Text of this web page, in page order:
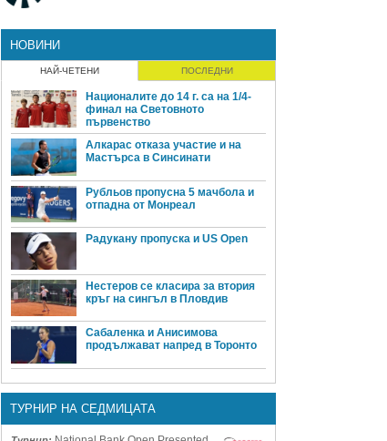
НОВИНИ
НАЙ-ЧЕТЕНИ ПОСЛЕДНИ
Националите до 14 г. са на 1/4-
финал на Световното
първенство
Алкарас отказа участие и на
Мастърса в Синсинати
Рубльов пропусна 5 мачбола и
отпадна от Монреал
Радукану пропуска и US Open
Нестеров се класира за втория
кръг на сингъл в Пловдив
Сабаленка и Анисимова
продължават напред в Торонто
ТУРНИР НА СЕДМИЦАТА